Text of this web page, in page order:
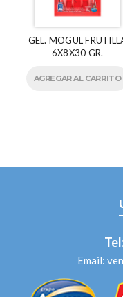
GEL. MOGUL
6X8X30 GR.
AGREGAR AL CARRITO
Email: